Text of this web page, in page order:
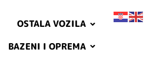
OSTALA VOZILA
BAZENI I OPREMA